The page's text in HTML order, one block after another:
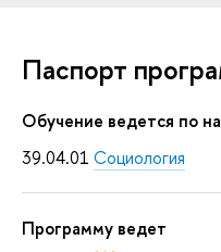
Паспорт
Обучение ведется по
39.04.01 Социология
Программу ведет